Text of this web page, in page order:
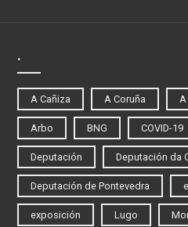
.
A Cañiza A Coruña
Arbo BNG COVID-19
Deputación Deputación da
Deputación de Pontevedra
exposición Lugo